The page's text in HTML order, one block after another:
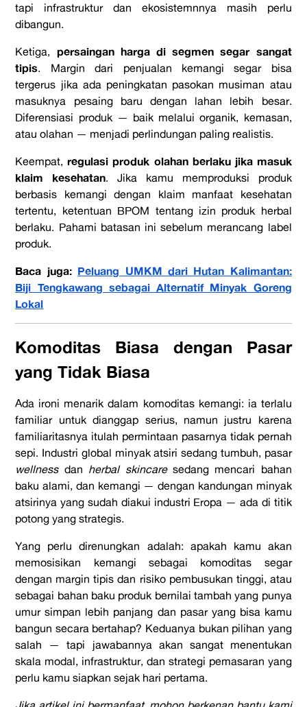
tapi infrastruktur dan ekosistemnnya masih perlu
dibangun.
Ketiga, persaingan harga di segmen segar sangat
tipis. Margin dari penjualan kemangi segar bisa
tergerus jika ada peningkatan pasokan musiman atau
masuknya pesaing baru dengan lahan lebih besar.
Diferensiasi produk — baik melalui organik, kemasan,
atau olahan — menjadi perlindungan paling realistis.
Keempat,regulasi produk olahan berlaku jika masuk
klaim kesehatan. Jika kamu memproduksi produk
berbasis kemangi dengan klaim manfaat kesehatan
tertentu, ketentuan BPOM tentang izin produk herbal
berlaku. Pahami batasan ini sebelum merancang label
produk.
Baca juga: Peluang UMKM dari Hutan Kalimantan:
Biji Tengkawang sebagai Alternatif Minyak Goreng
Lokal
Komoditas Biasa dengan Pasar
yang Tidak Biasa
Ada ironi menarik dalam komoditas kemangi: ia terlalu
familiar untuk dianggap serius, namun justru karena
familiaritasnya itulah permintaan pasarnya tidak pernah
sepi. Industri global minyak atsiri sedang tumbuh, pasar
wellnessdan herbal skincaresedang mencari bahan
baku alami, dan kemangi — dengan kandungan minyak
atsirinya yang sudah diakui industri Eropa — ada di titik
potong yang strategis.
Yang perlu direnungkan adalah: apakah kamu akan
memosisikan kemangi sebagai komoditas segar
dengan margin tipis dan risiko pembusukan tinggi, atau
sebagai bahan baku produk bernilai tambah yang punya
umur simpan lebih panjang dan pasar yang bisa kamu
bangun secara bertahap? Keduanya bukan pilihan yang
salah — tapi jawabannya akan sangat menentukan
skala modal, infrastruktur, dan strategi pemasaran yang
perlu kamu siapkan sejak hari pertama.